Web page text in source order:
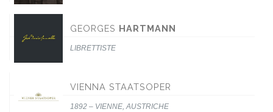
GEORGES HARTMANN
LIBRETTISTE
VIENNA STAATSOPER
1892 – VIENNE, AUSTRICHE